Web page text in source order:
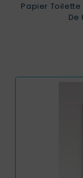
Papier
De